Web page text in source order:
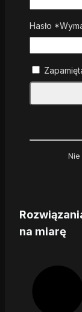
na miarę
Hasło *
Nie